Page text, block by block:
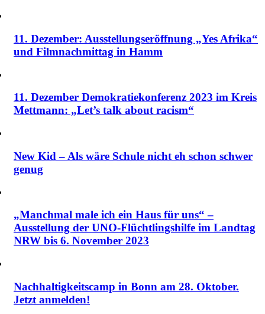
11. Dezember: Ausstellungseröffnung „Yes Afrika“
und Filmnachmittag in Hamm
11. Dezember Demokratiekonferenz 2023 im Kreis
Mettmann: „Let’s talk about racism“
New Kid – Als wäre Schule nicht eh schon schwer
genug
„Manchmal male ich ein Haus für uns“ –
Ausstellung der UNO-Flüchtlingshilfe im Landtag
NRW bis 6. November 2023
Nachhaltigkeitscamp in Bonn am 28. Oktober.
Jetzt anmelden!